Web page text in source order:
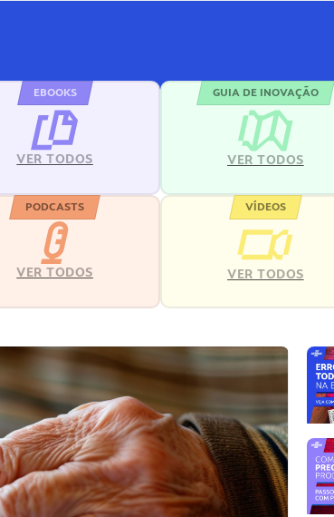
EBOOKS
VER TODOS
GUIA DE INOVAÇÃO
VER TODOS
PODCASTS
VER TODOS
VÍDEOS
VER TODOS